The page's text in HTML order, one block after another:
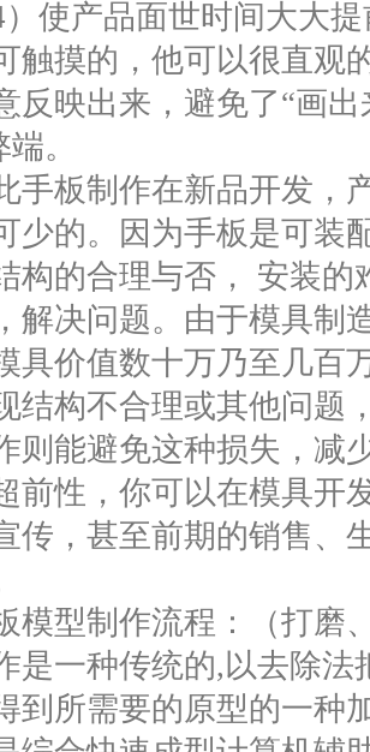
产品面世时间大大提
触摸的，他可以很直观
反映出来，避免了“画
。
板制作在新品开发，
少的。因为手板是可装
构的合理与否， 安装
解决问题。由于模具制
具价值数十万乃至几百
结构不合理或其他问题
则能避免这种损失，减
前性，你可以在模具开
传，甚至前期的销售、
型制作流程：（打磨
是一种传统的,以去除法
到所需要的原型的一种